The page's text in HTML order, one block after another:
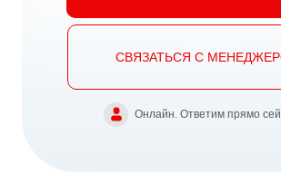
СВЯЗАТЬСЯ С
Онлайн. Ответим прямо